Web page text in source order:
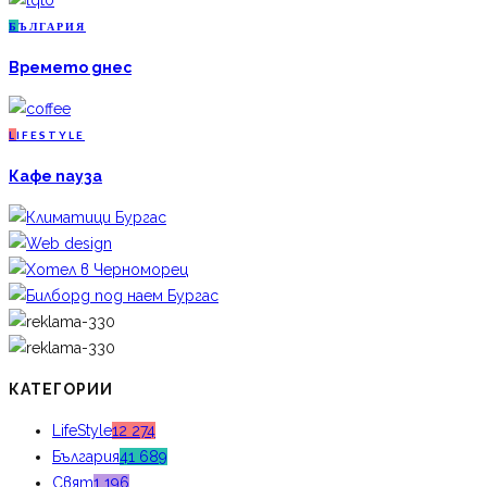
Б ЪЛГАРИЯ
Времето днес
L IFESTYLE
Кафе пауза
КАТЕГОРИИ
LifeStyle12 274
България41 689
Свят1 196